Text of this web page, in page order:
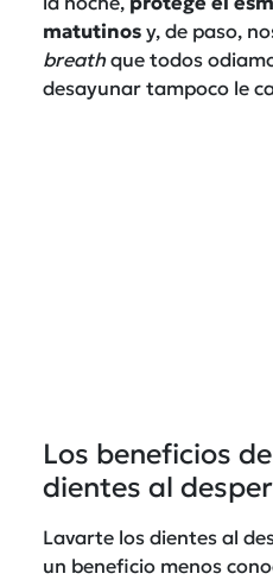
matutinos y, de paso,
breathque todos
desayunar tampoco le
Los beneficios
dientes al
Lavarte los dientes al
un beneficio menos